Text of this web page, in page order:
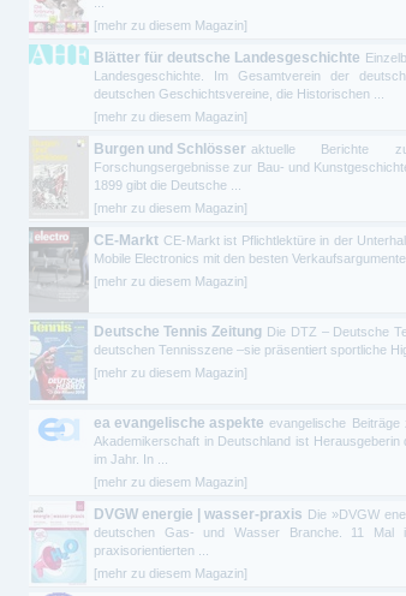
[mehr zu diesem Magazin]
Blätter für deutsche Landesgeschichte
Landesgeschichte. Im Gesamtverein der
deutschen Geschichtsvereine, die Historischen ...
[mehr zu diesem Magazin]
Burgen und Schlösser aktuelle Berichte
Forschungsergebnisse zur Bau- und
1899 gibt die Deutsche ...
[mehr zu diesem Magazin]
CE-Markt CE-Markt ist Pflichtlektüre in der
Mobile Electronics mit den besten
[mehr zu diesem Magazin]
Deutsche Tennis Zeitung Die DTZ – Deutsche
deutschen Tennisszene –sie präsentiert sportliche
[mehr zu diesem Magazin]
ea evangelische aspekte evangelische
Akademikerschaft in Deutschland ist
im Jahr. In ...
[mehr zu diesem Magazin]
DVGW energie | wasser-praxis Die »DVGW
deutschen Gas- und Wasser Branche. 11 Mal
praxisorientierten ...
[mehr zu diesem Magazin]